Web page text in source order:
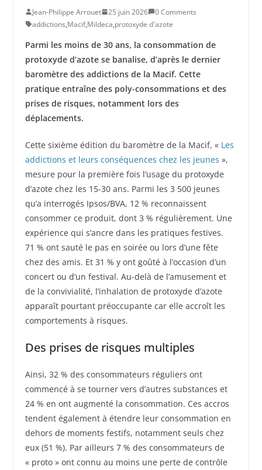
Jean-Philippe Arrouet 25 juin 2026
0 Comments
addictions,Macif,Mildeca,protoxyde d'azote
Parmi les moins de 30 ans, la consommation de
protoxyde d’azote se banalise, d’après le dernier
baromètre des addictions de la Macif. Cette
pratique entraîne des poly-consommations et des
prises de risques, notamment lors des
déplacements.
Cette sixième édition du baromètre de la Macif, « Les
addictions et leurs conséquences chez les jeunes »,
mesure pour la première fois l’usage du protoxyde
d’azote chez les 15-30 ans. Parmi les 3 500 jeunes
qu’a interrogés Ipsos/BVA, 12 % reconnaissent
consommer ce produit, dont 3 % régulièrement. Une
expérience qui s’ancre dans les pratiques festives.
71 % ont sauté le pas en soirée ou lors d’une fête
chez des amis. Et 31 % y ont goûté à l’occasion d’un
concert ou d’un festival. Au-delà de l’amusement et
de la convivialité, l’inhalation de protoxyde d’azote
apparaît pourtant préoccupante car elle accroît les
comportements à risques.
Des prises de risques multiples
Ainsi, 32 % des consommateurs réguliers ont
commencé à se tourner vers d’autres substances et
24 % en ont augmenté la consommation. Ces accros
tendent également à étendre leur consommation en
dehors de moments festifs, notamment seuls chez
eux (51 %). Par ailleurs 7 % des consommateurs de
« proto » ont connu au moins une perte de contrôle